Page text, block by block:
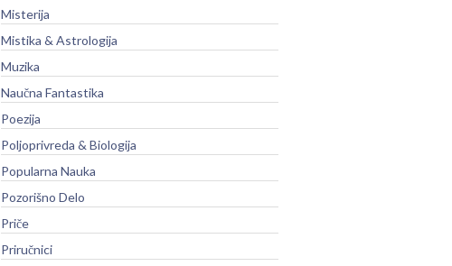
Misterija
Mistika & Astrologija
Muzika
Naučna Fantastika
Poezija
Poljoprivreda & Biologija
Popularna Nauka
Pozorišno Delo
Priče
Priručnici